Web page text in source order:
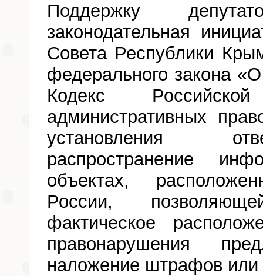
Поддержку
законодательная
Совета Республики
федерального закона
Кодекс
административных
установления
распространение
объектах,
России,
фактическое
правонарушения
наложение штрафов или